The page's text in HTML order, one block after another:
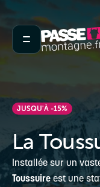
JUSQU'À -15%
La
Installée sur un
Toussuireest une